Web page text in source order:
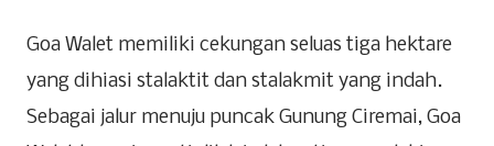
Goa Walet memiliki cekungan seluas tiga hektare
yang dihiasi stalaktit dan stalakmit yang indah.
Sebagai jalur menuju puncak Gunung Ciremai, Goa